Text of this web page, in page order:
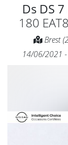
Ds DS 7
180
Brest
14/06/2021 -